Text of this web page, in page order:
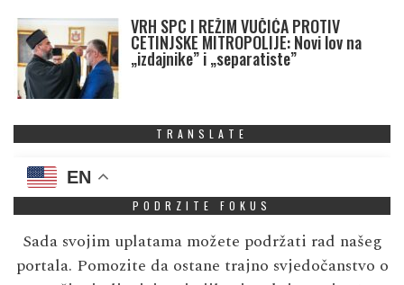
VRH SPC I REŽIM VUČIĆA PROTIV
CETINJSKE MITROPOLIJE: Novi lov na
„izdajnike” i „separatiste”
TRANSLATE
EN
PODRZITE FOKUS
Sada svojim uplatama možete podržati rad našeg
portala. Pomozite da ostane trajno svjedočanstvo o